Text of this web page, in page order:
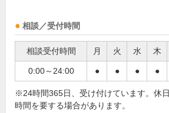
相談／受付時間
相談受付時間 月 火 水 木
0:00～24:00 ● ● ● ●
※24時間365日、受け付けています。休
時間を要する場合があります。